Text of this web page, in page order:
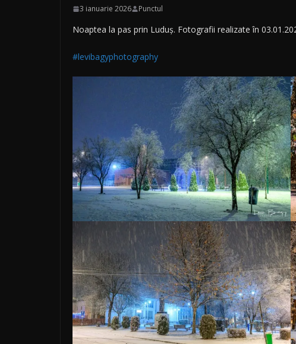
3 ianuarie 2026 Punctul
Noaptea la pas prin Luduș. Fotografii realizate în
#levibagyphotography